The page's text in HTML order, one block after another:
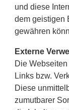
und diese
dem geistigen
gewähren
Externe
Die
Links bzw.
Diese
zumutbarer